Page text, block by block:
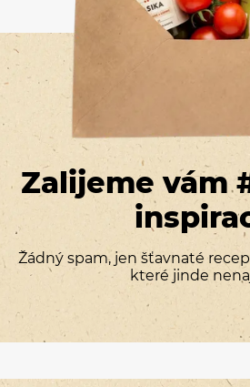
Zalijeme vám
Žádný spam, jen šťavnaté
které jinde